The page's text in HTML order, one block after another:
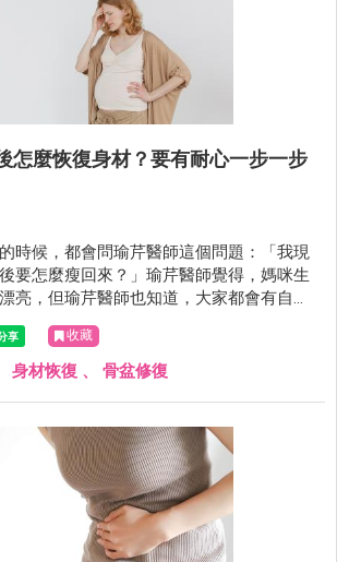
怎麼恢復身材？要有耐心一步一步
時候，都會問瑜芹醫師這個問題：「我現
要怎麼瘦回來？」瑜芹醫師覺得，媽咪生
亮，但瑜芹醫師也知道，大家都會有自己
瑜芹醫師就來談談：產後如何恢復身材 ？
收藏
身材恢復 、 骨盆修復